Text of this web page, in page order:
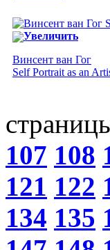
Увеличить
Винсент ван Гог
Self Portrait as an
107 108
121 122
134 135